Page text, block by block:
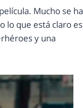
Mucho se ha
lo que está claro es
y una